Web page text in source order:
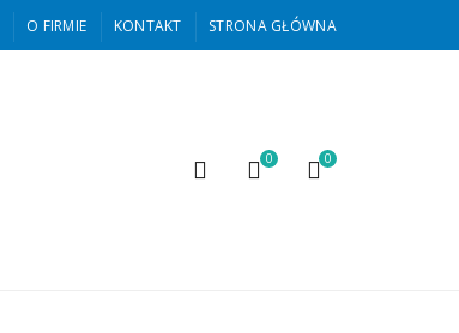
O FIRMIE KONTAKT STRONA GŁÓWNA
0 0